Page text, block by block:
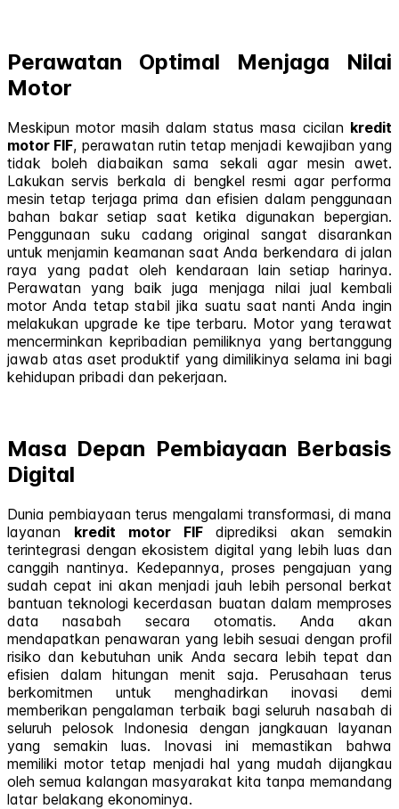
Perawatan Optimal Menjaga Nilai
Motor
Meskipun motor masih dalam status masa cicilan kredit
motor FIF, perawatan rutin tetap menjadi kewajiban yang
tidak boleh diabaikan sama sekali agar mesin awet.
Lakukan servis berkala di bengkel resmi agar performa
mesin tetap terjaga prima dan efisien dalam penggunaan
bahan bakar setiap saat ketika digunakan bepergian.
Penggunaan suku cadang original sangat disarankan
untuk menjamin keamanan saat Anda berkendara di jalan
raya yang padat oleh kendaraan lain setiap harinya.
Perawatan yang baik juga menjaga nilai jual kembali
motor Anda tetap stabil jika suatu saat nanti Anda ingin
melakukan upgrade ke tipe terbaru. Motor yang terawat
mencerminkan kepribadian pemiliknya yang bertanggung
jawab atas aset produktif yang dimilikinya selama ini bagi
kehidupan pribadi dan pekerjaan.
Masa Depan Pembiayaan Berbasis
Digital
Dunia pembiayaan terus mengalami transformasi, di mana
layanan kredit motor FIFdiprediksi akan semakin
terintegrasi dengan ekosistem digital yang lebih luas dan
canggih nantinya. Kedepannya, proses pengajuan yang
sudah cepat ini akan menjadi jauh lebih personal berkat
bantuan teknologi kecerdasan buatan dalam memproses
data nasabah secara otomatis. Anda akan
mendapatkan penawaran yang lebih sesuai dengan profil
risiko dan kebutuhan unik Anda secara lebih tepat dan
efisien dalam hitungan menit saja. Perusahaan terus
berkomitmen untuk menghadirkan inovasi demi
memberikan pengalaman terbaik bagi seluruh nasabah di
seluruh pelosok Indonesia dengan jangkauan layanan
yang semakin luas. Inovasi ini memastikan bahwa
memiliki motor tetap menjadi hal yang mudah dijangkau
oleh semua kalangan masyarakat kita tanpa memandang
latar belakang ekonominya.